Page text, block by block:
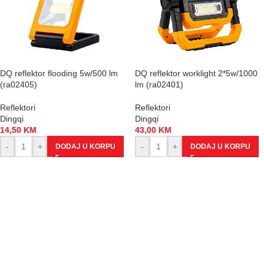
DQ reflektor flooding 5w/500 lm
(ra02405)
Reflektori
Dingqi
14,50 KM
-
+ DODAJ U KORPU
DQ reflektor worklight 2*5w/1000
lm (ra02401)
Reflektori
Dingqi
43,00 KM
-
+ DODAJ U KORPU